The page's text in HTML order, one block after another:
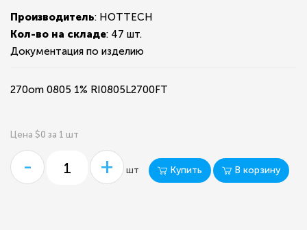
Производитель: HOTTECH
Кол-во на складе: 47 шт.
Документация по изделию
270om 0805 1% RI0805L2700FT
Цена $0 за 1 шт
- + шт Купить В корзину